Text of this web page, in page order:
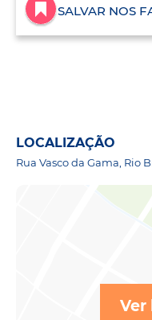
SALVAR NOS
LOCALIZAÇÃO
Rua Vasco da Gama, Rio
Ver